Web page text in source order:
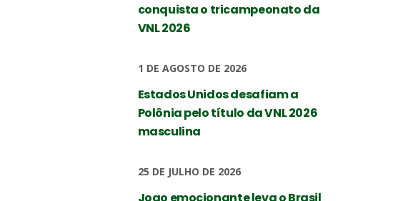
conquista o tricampeonato da
VNL 2026
1 DE AGOSTO DE 2026
Estados Unidos desafiam a
Polônia pelo título da VNL 2026
masculina
25 DE JULHO DE 2026